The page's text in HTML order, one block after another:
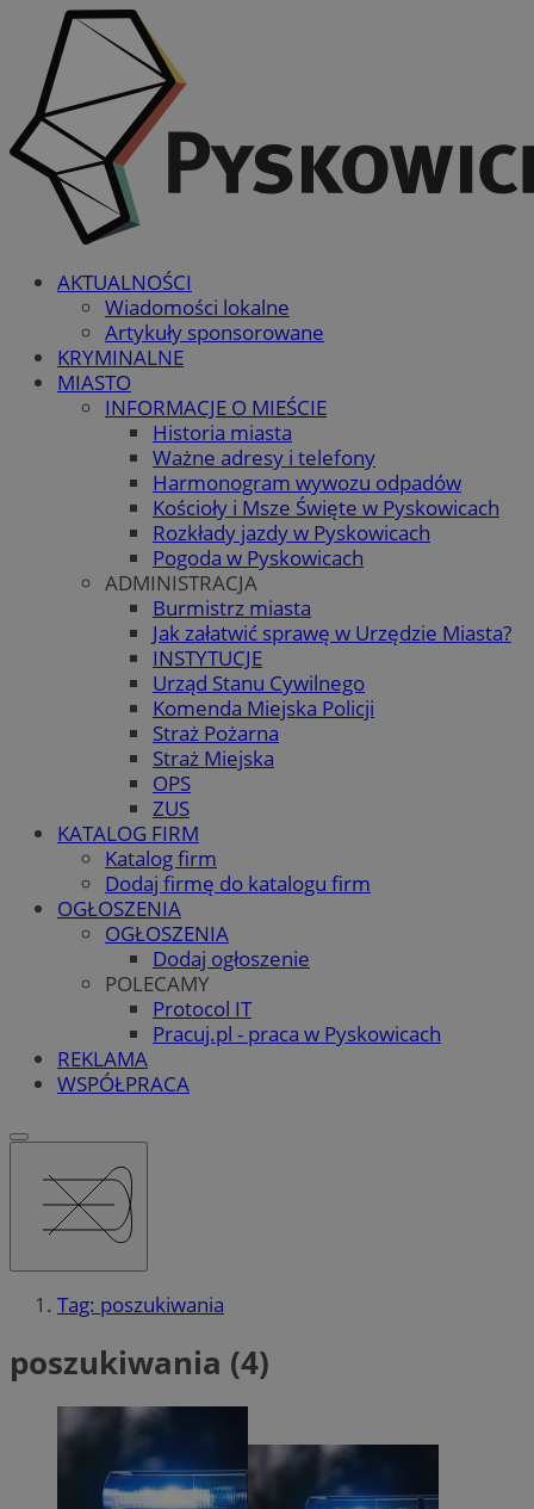
AKTUALNOŚCI
Wiadomości lokalne
Artykuły sponsorowane
KRYMINALNE
MIASTO
INFORMACJE O MIEŚCIE
Historia miasta
Ważne adresy i telefony
Harmonogram wywozu odpadów
Kościoły i Msze Święte w Pyskowicach
Rozkłady jazdy w Pyskowicach
Pogoda w Pyskowicach
ADMINISTRACJA
Burmistrz miasta
Jak załatwić sprawę w Urzędzie Miasta?
INSTYTUCJE
Urząd Stanu Cywilnego
Komenda Miejska Policji
Straż Pożarna
Straż Miejska
OPS
ZUS
KATALOG FIRM
Katalog firm
Dodaj firmę do katalogu firm
OGŁOSZENIA
OGŁOSZENIA
Dodaj ogłoszenie
POLECAMY
Protocol IT
Pracuj.pl - praca w Pyskowicach
REKLAMA
WSPÓŁPRACA
Tag: poszukiwania
poszukiwania (4)